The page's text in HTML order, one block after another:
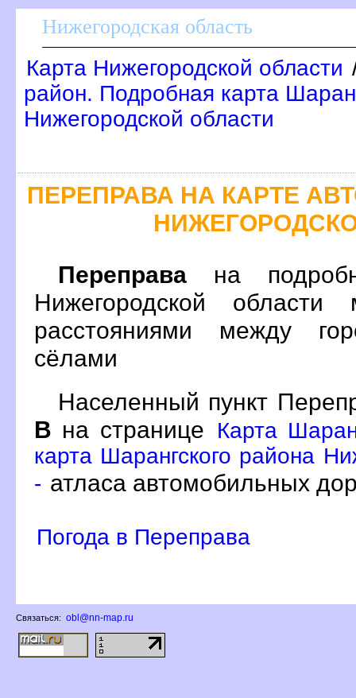
Нижегородская область
Карта Нижегородской области
район. Подробная карта
Нижегородской области
ПЕРЕПРАВА НА КАРТЕ
Переправа на
Нижегородской
расстояниями между
сёлами
Населенный пункт
на странице
Карта
карта Шарангского района
- атласа автомобильных
Погода в Переправа
Связаться: obl@nn-map.ru